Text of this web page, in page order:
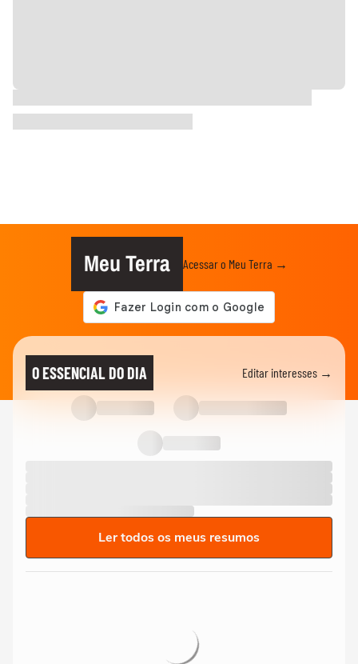
Meu Terra Acessar o Meu Terra →
O ESSENCIAL DO DIA Editar interesses →
Ler todos os meus resumos